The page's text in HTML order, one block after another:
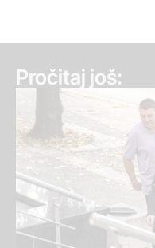
Pročitaj još: